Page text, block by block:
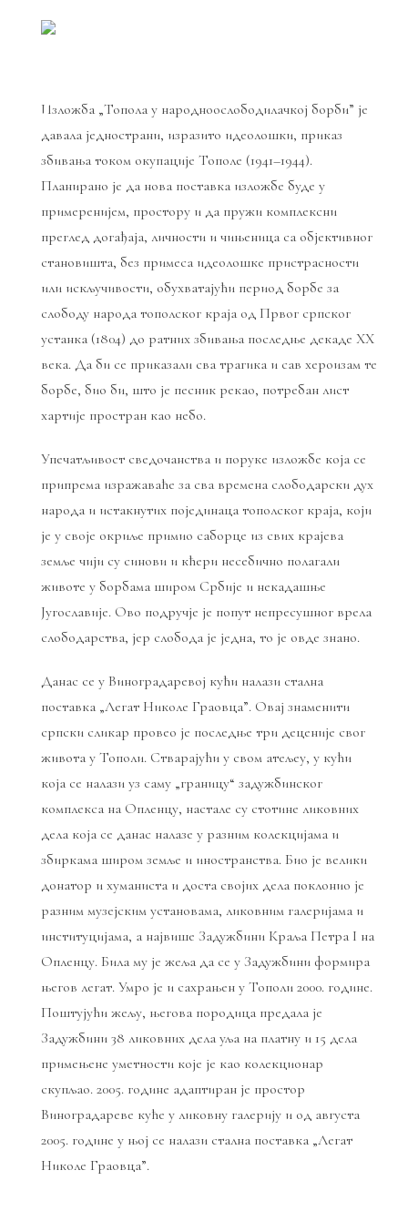
Изложба „Топола у народноослободилачкој борби” је
давала једнострани, изразито идеолошки, приказ
збивања током окупације Тополе (1941–1944).
Планирано је да нова поставка изложбе буде у
примеренијем, простору и да пружи комплексни
преглед догађаја, личности и чињеница са објективног
становишта, без примеса идеолошке пристрасности
или искључивости, обухватајући период борбе за
слободу народа тополског краја од Првог српског
устанка (1804) до ратних збивања последње декаде XX
века. Да би се приказали сва трагика и сав хероизам те
борбе, био би, што је песник рекао, потребан лист
хартије простран као небо.
Упечатљивост сведочанства и поруке изложбе која се
припрема изражаваће за сва времена слободарски дух
народа и истакнутих појединаца тополског краја, који
је у своје окриље примио саборце из свих крајева
земље чији су синови и кћери несебично полагали
животе у борбама широм Србије и некадашње
Југославије. Ово подручје је попут непресушног врела
слободарства, јер слобода је једна, то је овде знано.
Данас се у Виноградаревој кући налази стална
поставка „Легат Николе Граовца”. Овај знаменити
српски сликар провео је последње три деценије свог
живота у Тополи. Стварајући у свом атељеу, у кући
која се налази уз саму „границу“ задужбинског
комплекса на Опленцу, настале су стотине ликовних
дела која се данас налазе у разним колекцијама и
збиркама широм земље и иностранства. Био је велики
донатор и хуманиста и доста својих дела поклонио је
разним музејским установама, ликовним галеријама и
институцијама, а највише Задужбини Краља Петра I на
Опленцу. Била му је жеља да се у Задужбини формира
његов легат. Умро је и сахрањен у Тополи 2000. године.
Поштујући жељу, његова породица предала је
Задужбини 38 ликовних дела уља на платну и 15 дела
примењене уметности које је као колекционар
скупљао. 2005. године адаптиран је простор
Виноградареве куће у ликовну галерију и од августа
2005. године у њој се налази стална поставка „Легат
Николе Граовца”.